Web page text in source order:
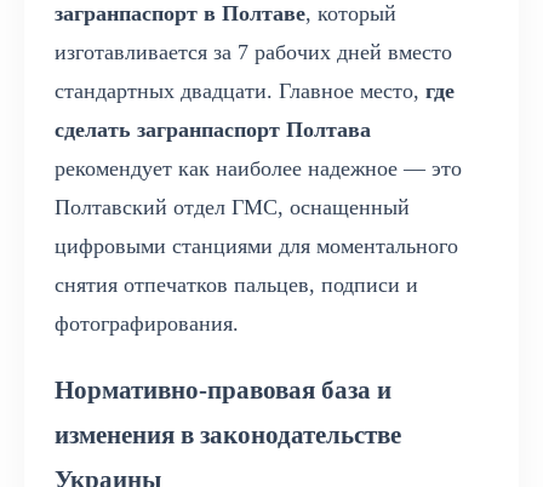
загранпаспорт в Полтаве, который
изготавливается за 7 рабочих дней вместо
стандартных двадцати. Главное место, где
сделать загранпаспорт Полтава
рекомендует как наиболее надежное — это
Полтавский отдел ГМС, оснащенный
цифровыми станциями для моментального
снятия отпечатков пальцев, подписи и
фотографирования.
Нормативно-правовая база и
изменения в законодательстве
Украины